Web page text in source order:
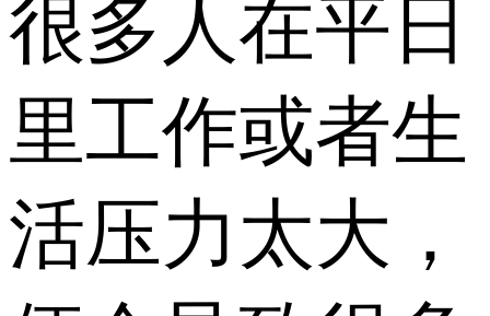
很多人在平日
里工作或者生
活压力太大，